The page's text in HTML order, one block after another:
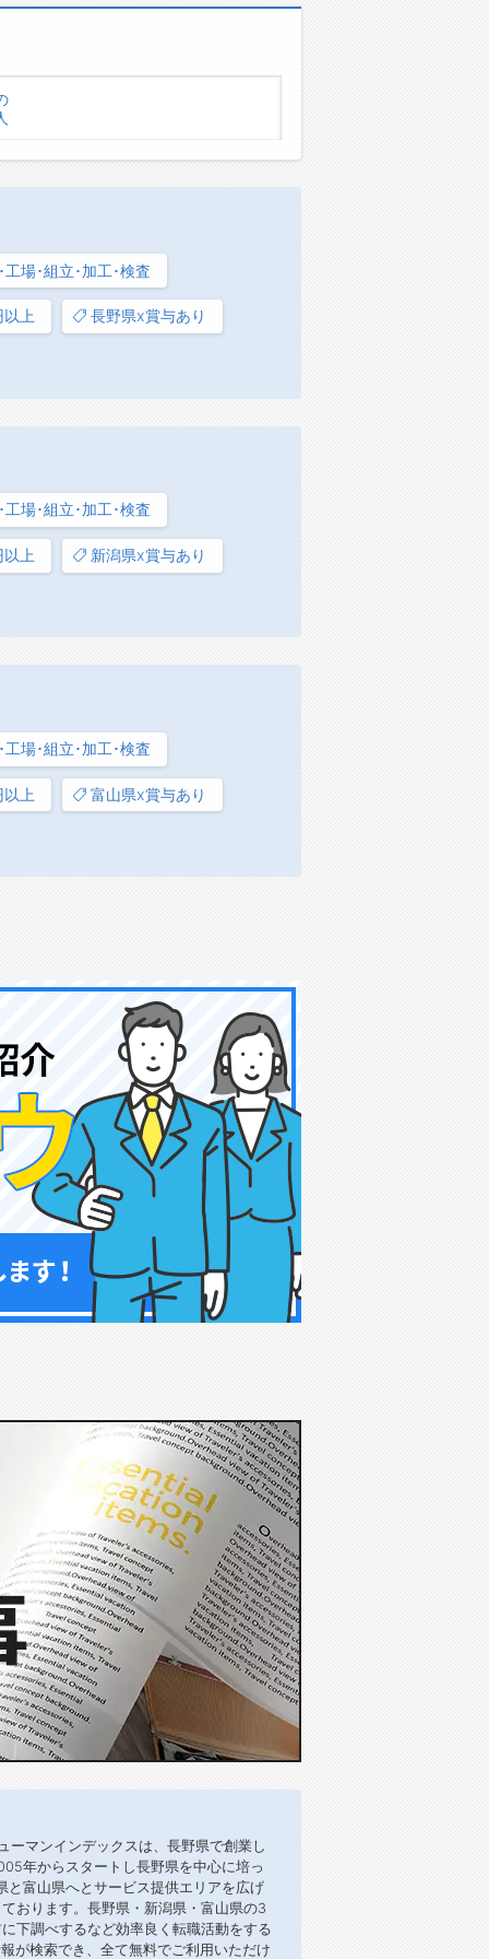
場･組立･加工･検査
以上 長野県x賞与あり
場･組立･加工･検査
上 新潟県x賞与あり
場･組立･加工･検査
上 富山県x賞与あり
ーマンインデックスは、長野県で創業し
年からスタートし長野県を中心に培っ
富山県へとサービス提供エリアを広げ
おります。長野県・新潟県・富山県の3
下調べするなど効率良く転職活動をする
が検索でき、全て無料でご利用いただけ